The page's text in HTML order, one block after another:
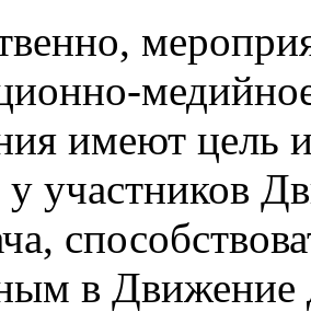
имеют цель
участников
в